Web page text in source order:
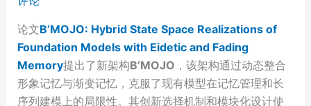
论文B’MOJO: Hybrid State Space Realizations of
Foundation Models with Eidetic and Fading
Memory提出了新架构B’MOJO ，该架构通过动态整合
形象记忆与渐变记忆，克服了现有模型在记忆管理和长
序列建模上的局限性。其创新选择机制和模块化设计使